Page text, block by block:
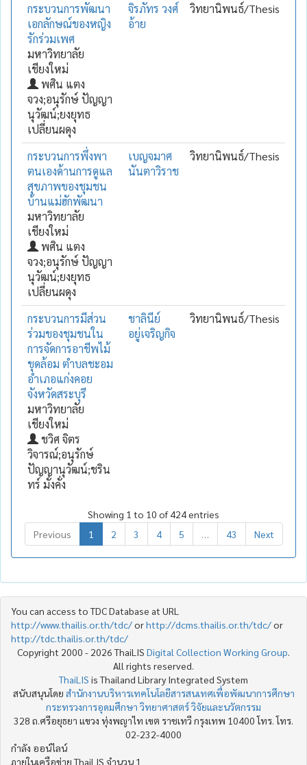
กระบวนการพัฒนา
เอกลักษณ์ของหญิง
รักร่วมเพศ
มหาวิทยาลัย
เชียงใหม่
พศิน แตง
จวง;อนุรักษ์ ปัญญา
นุวัฒน์;ยงยุทธ
เปลี่ยนผดุง
จิรภัทร วงศ์
อ้าย
วิทยานิพนธ์/Thesis
กระบวนการพึ่งพา
ตนเองด้านการดูแล
สุขภาพของชุมชน
บ้านแม่ฮักพัฒนา
มหาวิทยาลัย
เชียงใหม่
พศิน แตง
จวง;อนุรักษ์ ปัญญา
นุวัฒน์;ยงยุทธ
เปลี่ยนผดุง
เบญจมาศ
นันตาวิราช
วิทยานิพนธ์/Thesis
กระบวนการมีส่วน
ร่วมของชุมชนใน
การจัดการอาชีพไม้
ขุดล้อม ตำบลชะอม
อำเภอแก่งคอย
จังหวัดสระบุรี
มหาวิทยาลัย
เชียงใหม่
ชวิศ จิตร
วิจารณ์;อนุรักษ์
ปัญญานุวัฒน์;ชริน
ทร์ มั่งคั่ง
ชาลินีย์
อยู่เจริญกิจ
วิทยานิพนธ์/Thesis
Showing 1 to 10 of 424 entries
Previous
1 2 3 4 5 43 Next
You can access to TDC Database at URL
http://www.thailis.or.th/tdc/orhttp://dcms.thailis.or.th/tdc/or
http://tdc.thailis.or.th/tdc/
Copyright 2000 - 2026 ThaiLIS Digital Collection Working Group
All rights reserved.
ThaiLIS is Thailand Library Integrated System
สนับสนุนโดย สำนักงานบริหารเทคโนโลยีสารสนเทศเพื่อพัฒนาการศึกษา
กระทรวงการอุดมศึกษา วิทยาศาสตร์ วิจัยและนวัตกรรม
328 ถ.ศรีอยุธยา แขวง ทุ่งพญาไท เขต ราชเทวี กรุงเทพ 10400 โทร. โทร.
02-232-4000
กำลัง ออน์ไลน์
ภายในเครือข่าย ThaiLIS จำนวน 1